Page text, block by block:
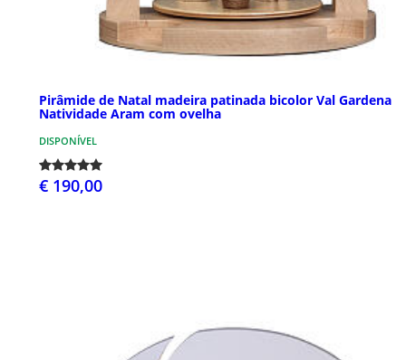
Pirâmide de Natal madeira patinada bicolor Val Gardena
Natividade Aram com ovelha
DISPONÍVEL
€ 190,00